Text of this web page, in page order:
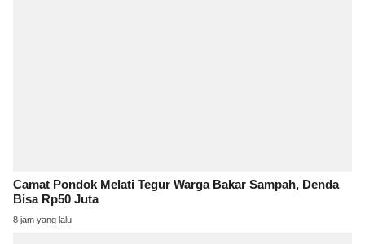
Camat Pondok Melati Tegur Warga Bakar Sampah, Denda
Bisa Rp50 Juta
8 jam yang lalu